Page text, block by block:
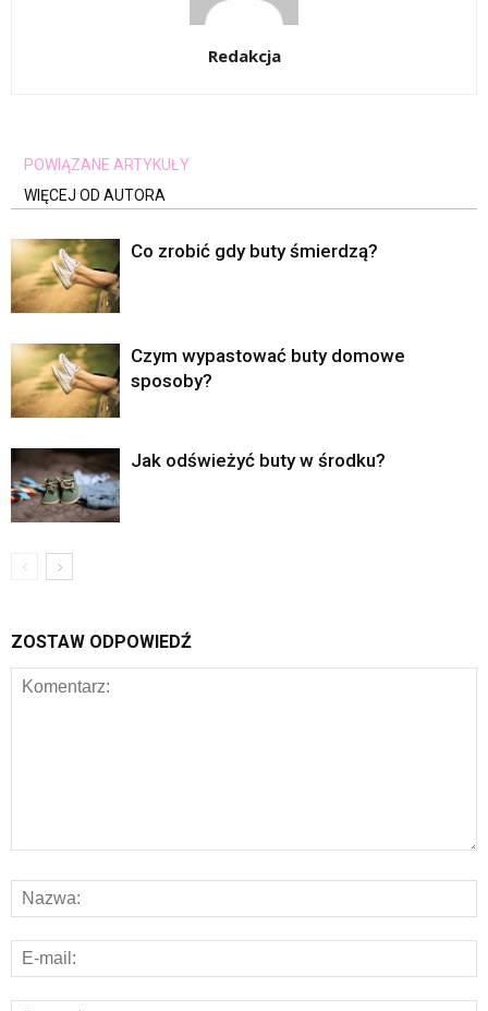
Redakcja
POWIĄZANE ARTYKUŁY
WIĘCEJ OD AUTORA
Co zrobić gdy buty śmierdzą?
Czym wypastować buty domowe
sposoby?
Jak odświeżyć buty w środku?
ZOSTAW ODPOWIEDŹ